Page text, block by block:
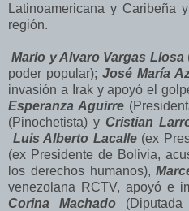
Latinoamericana y
región.
Mario y Alvaro Vargas Llosa
poder popular); José María
invasión a Irak y apoyó el
Esperanza Aguirre
(Pinochetista) y Cristian
Luis Alberto Lacalle(ex
(ex Presidente de Bolivia,
los derechos humanos),
venezolana RCTV, apoyó e
Corina Machado(Diputada